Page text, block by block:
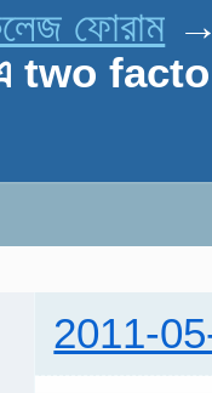
ফোরাম
two
2011-